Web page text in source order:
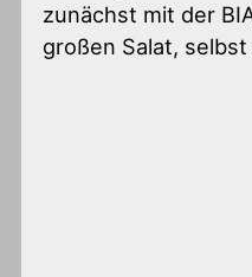
zunächst mit der
großen Salat,